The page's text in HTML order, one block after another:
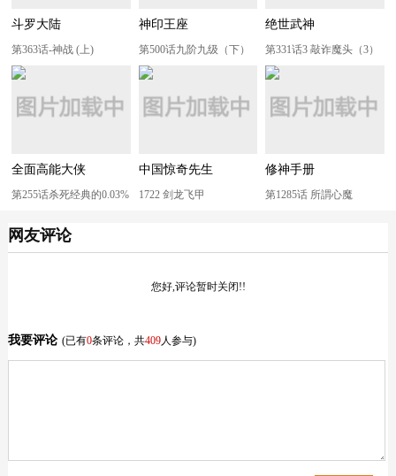
斗罗大陆
第363话-神战 (上)
神印王座
第500话九阶九级（下）
绝世武神
第331话3 敲诈魔头（3）
全面高能大侠
第255话杀死经典的0.03%
中国惊奇先生
1722 剑龙飞甲
修神手册
第1285话 所謂心魔
网友评论
您好,评论暂时关闭!!
我要评论 (已有0条评论，共409人参与)